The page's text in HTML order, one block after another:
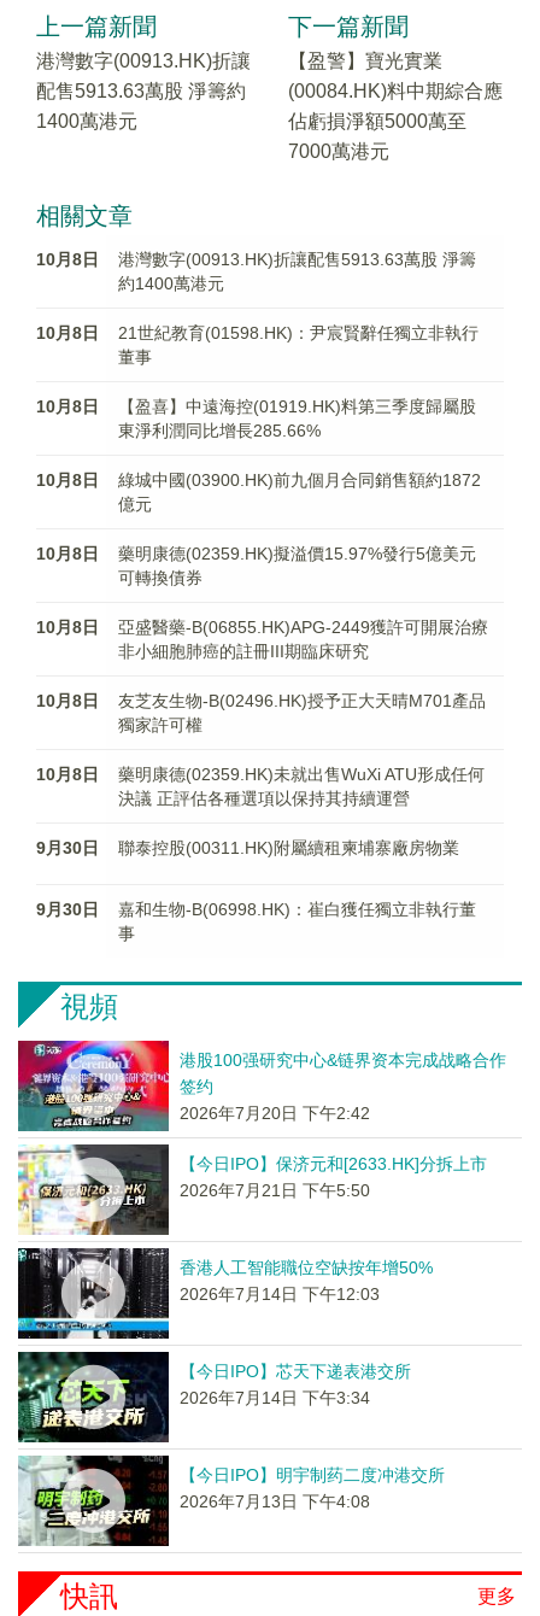
上一篇新聞
港灣數字(00913.HK)折讓
配售5913.63萬股 淨籌約
1400萬港元
下一篇新聞
【盈警】寶光實業
(00084.HK)料中期綜合應
佔虧損淨額5000萬至
7000萬港元
相關文章
10月8日
港灣數字(00913.HK)折讓配售5913.63萬股 淨籌
約1400萬港元
10月8日
21世紀教育(01598.HK)：尹宸賢辭任獨立非執行
董事
10月8日
【盈喜】中遠海控(01919.HK)料第三季度歸屬股
東淨利潤同比增長285.66%
10月8日
綠城中國(03900.HK)前九個月合同銷售額約1872
億元
10月8日
藥明康德(02359.HK)擬溢價15.97%發行5億美元
可轉換債券
10月8日
亞盛醫藥-B(06855.HK)APG-2449獲許可開展治療
非小細胞肺癌的註冊III期臨床研究
10月8日
友芝友生物-B(02496.HK)授予正大天晴M701產品
獨家許可權
10月8日
藥明康德(02359.HK)未就出售WuXi ATU形成任何
決議 正評估各種選項以保持其持續運營
9月30日 聯泰控股(00311.HK)附屬續租柬埔寨廠房物業
9月30日
嘉和生物-B(06998.HK)：崔白獲任獨立非執行董
事
視頻
港股100强研究中心&链界资本完成战略合作
签约
2026年7月20日 下午2:42
【今日IPO】保济元和[2633.HK]分拆上市
2026年7月21日 下午5:50
香港人工智能職位空缺按年增50%
2026年7月14日 下午12:03
【今日IPO】芯天下递表港交所
2026年7月14日 下午3:34
【今日IPO】明宇制药二度冲港交所
2026年7月13日 下午4:08
更多
快訊